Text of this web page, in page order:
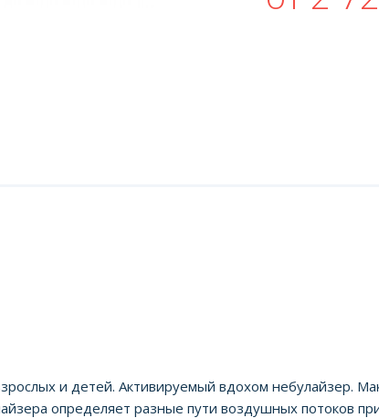
и детей. Активируемый вдохом небулайзер.
определяет разные пути воздушных потоков